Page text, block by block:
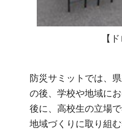
【
防災サミットでは、
の後、学校や地域に
後に、高校生の立場
地域づくりに取り組